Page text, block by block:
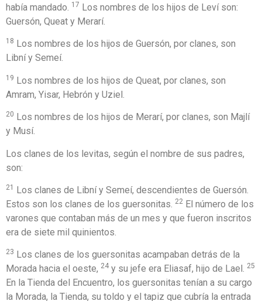
había mandado. 17 Los nombres de los hijos de Leví son:
Guersón, Queat y Merarí.
18 Los nombres de los hijos de Guersón, por clanes, son
Libní y Semeí.
19 Los nombres de los hijos de Queat, por clanes, son
Amram, Yisar, Hebrón y Uziel.
20 Los nombres de los hijos de Merarí, por clanes, son Majlí
y Musí.
Los clanes de los levitas, según el nombre de sus padres,
son:
21
Los clanes de Libní y Semeí, descendientes de Guersón.
Estos son los clanes de los guersonitas. 22 El número de los
varones que contaban más de un mes y que fueron inscritos
era de siete mil quinientos.
23 Los clanes de los guersonitas acampaban detrás de la
Morada hacia el oeste, 24 y su jefe era Eliasaf, hijo de Lael. 25
En la Tienda del Encuentro, los guersonitas tenían a su cargo
la Morada, la Tienda, su toldo y el tapiz que cubría la entrada